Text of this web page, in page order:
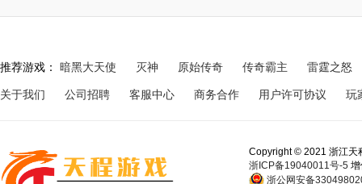
推荐游戏： 暗黑大天使 灭神 原始传奇 传奇霸主 雷霆之怒
关于我们 公司招聘 客服中心 商务合作 用户许可协议 玩
Copyright © 2021 浙江天
浙ICP备19040011号-5
浙公网安备